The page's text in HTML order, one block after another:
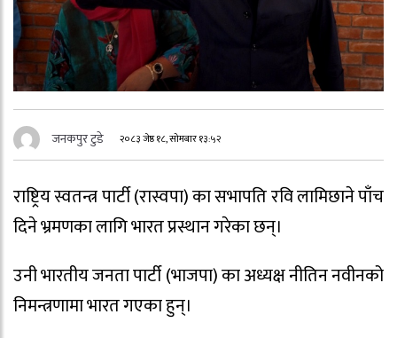
जनकपुर टुडे २०८३ जेष्ठ १८, सोमबार १३:५२
राष्ट्रिय स्वतन्त्र पार्टी (रास्वपा) का सभापति रवि लामिछाने पाँच
दिने भ्रमणका लागि भारत प्रस्थान गरेका छन्।
उनी भारतीय जनता पार्टी (भाजपा) का अध्यक्ष नीतिन नवीनको
निमन्त्रणामा भारत गएका हुन्।